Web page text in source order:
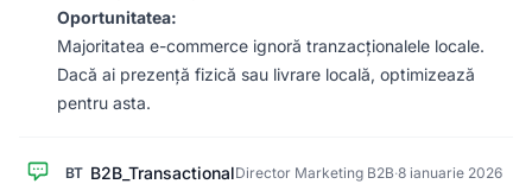
Oportunitatea:
Majoritatea e-commerce ignoră tranzacționalele locale.
Dacă ai prezență fizică sau livrare locală, optimizează
pentru asta.
BT B2B_TransactionalDirector Marketing B2B·8 ianuarie 2026